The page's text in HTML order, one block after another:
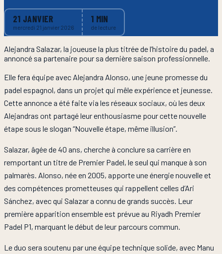
21 JANVIER
mercredi 21 janvier 2026
1 MIN
de lecture
Alejandra Salazar, la joueuse la plus titrée de l’histoire du padel, a
annoncé sa partenaire pour sa dernière saison professionnelle.
Elle fera équipe avec Alejandra Alonso, une jeune promesse du
padel espagnol, dans un projet qui mêle expérience et jeunesse.
Cette annonce a été faite via les réseaux sociaux, où les deux
Alejandras ont partagé leur enthousiasme pour cette nouvelle
étape sous le slogan “Nouvelle étape, même illusion”.
Salazar, âgée de 40 ans, cherche à conclure sa carrière en
remportant un titre de Premier Padel, le seul qui manque à son
palmarès. Alonso, née en 2005, apporte une énergie nouvelle et
des compétences prometteuses qui rappellent celles d’Ari
Sánchez, avec qui Salazar a connu de grands succès. Leur
première apparition ensemble est prévue au Riyadh Premier
Padel P1, marquant le début de leur parcours commun.
Le duo sera soutenu par une équipe technique solide, avec Manu